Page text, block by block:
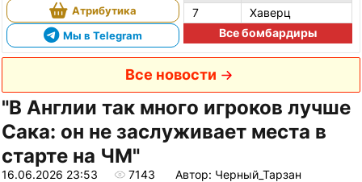
Атрибутика
Мы в Telegram
7
Хаверц
Все бомбардиры
Все новости
"В Англии так много игроков лучше
Сака: он не заслуживает места в
старте на ЧМ"
16.06.2026 23:53 7143 Автор: Черный_Тарзан